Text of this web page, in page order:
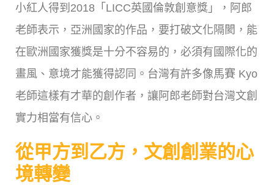
小紅人得到2018「LICC英國倫敦創意獎」，阿郎
老師表示，亞洲國家的作品，要打破文化隔閡，能
在歐洲國家獲獎是十分不容易的，必須有國際化的
畫風、意境才能獲得認同。台灣有許多像馬賽 Kyo
老師這樣有才華的創作者，讓阿郎老師對台灣文創
實力相當有信心。
從甲方到乙方，文創創業的心
境轉變